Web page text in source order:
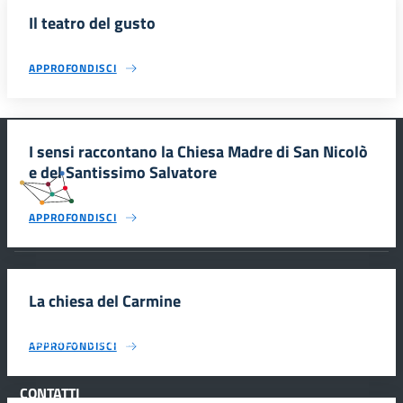
Il teatro del gusto
APPROFONDISCI
I sensi raccontano la Chiesa Madre di San Nicolò
e del Santissimo Salvatore
APPROFONDISCI
La chiesa del Carmine
APPROFONDISCI
#SmartEducationUnescoSicilia
Scuola e comunicazione per la valorizzazione dei siti UNESCO
CONTATTI